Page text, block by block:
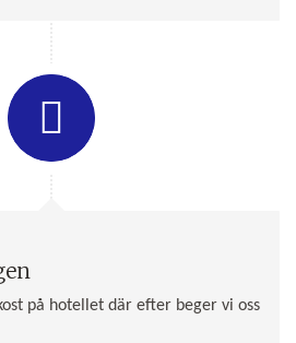
på hotellet där efter beger vi oss